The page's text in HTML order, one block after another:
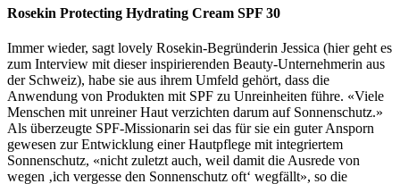
Rosekin Protecting Hydrating Cream SPF 30
Immer wieder, sagt lovely Rosekin-Begründerin Jessica (hier geht es
zum Interview mit dieser inspirierenden Beauty-Unternehmerin aus
der Schweiz), habe sie aus ihrem Umfeld gehört, dass die
Anwendung von Produkten mit SPF zu Unreinheiten führe. «Viele
Menschen mit unreiner Haut verzichten darum auf Sonnenschutz.»
Als überzeugte SPF-Missionarin sei das für sie ein guter Ansporn
gewesen zur Entwicklung einer Hautpflege mit integriertem
Sonnenschutz, «nicht zuletzt auch, weil damit die Ausrede von
wegen ‚ich vergesse den Sonnenschutz oft‘ wegfällt», so die